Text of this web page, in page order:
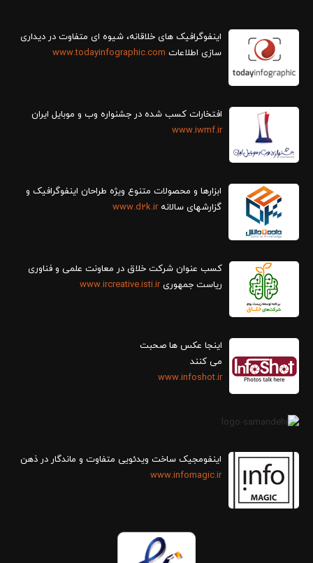
سازی اطلاعات www.todayinfographic.com
افتخارات کسب شده در جشنواره وب و موبایل ایران
www.iwmf.ir
ابزارها و محصولات متنوع ویژه طراحان اینفوگرافیک و
گزارش‎های سالانه
www.d2k.ir
کسب عنوان شرکت خلاق در معاونت علمی و فناوری
ریاست جمهوریwww.ircreative.isti.ir
اینجا عکس ها صحبت
می کنند
www.infoshot.ir
اینفومجیک ساخت ویدئویی متفاوت و ماندگار در ذهن
www.infomagic.ir